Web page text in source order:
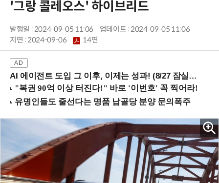
'그랑 콜레오스' 하이브리드
발행일 : 2024-09-05 11:06
업데이트 : 2024-09-05 11:06
지면 :2024-09-06 14면
AI 에이전트 도입 그 이후, 이제는 성과! (8/27 잠실역)